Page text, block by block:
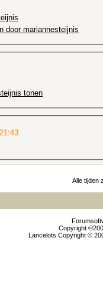
door mariannesteijnis
tonen
21:43
Alle tijden
Copyright
Lancelots Copyright ©